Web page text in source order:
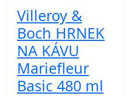
Villeroy &
Boch HRNEK
NA KÁVU
Mariefleur
Basic 480 ml